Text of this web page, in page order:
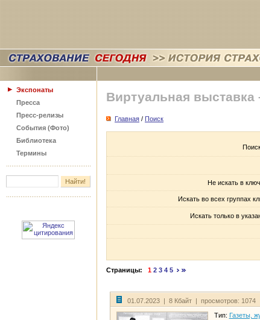
Экспонаты
Пресса
Пресс-релизы
События (Фото)
Библиотека
Термины
Виртуальная выставка
Главная / Поиск
Не искать в
Искать во всех группах
Искать только в
Страницы: 1 2 3 4 5
01.07.2023 | 8 Кбайт | просмотров: 1074
Тип: Газеты,